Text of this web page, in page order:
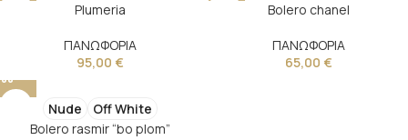
Plumeria
ΠΑΝΩΦΟΡΙΑ
95,00 €
Bolero chanel
ΠΑΝΩΦΟΡΙΑ
65,00 €
Nude
Off White
Bolero rasmir “bo plom”